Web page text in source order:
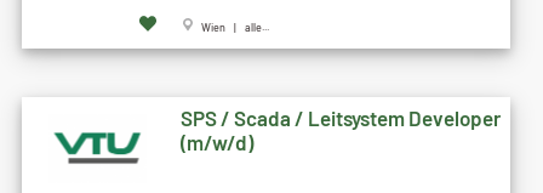
Wien | alle...
SPS / Scada / Leitsystem Developer
(m/w/d)